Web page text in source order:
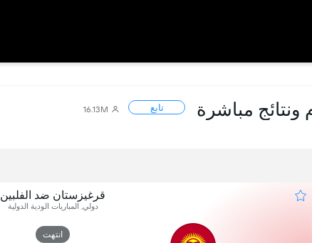
ونتائج مباشرة تابع 16.13M
قرغيزستان ضد الفلبين
دولي, المباريات الودية الدولية
انتهت